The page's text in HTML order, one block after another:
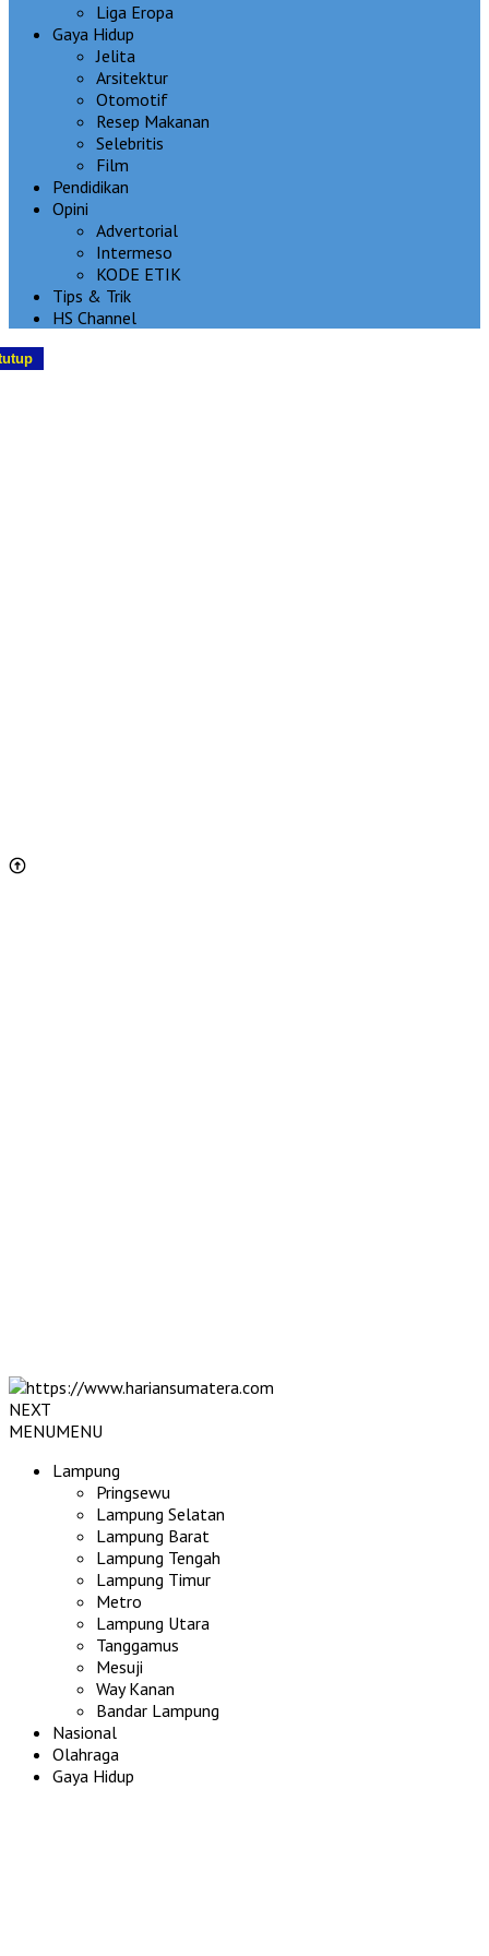
Liga Eropa
Gaya Hidup
Jelita
Arsitektur
Otomotif
Resep Makanan
Selebritis
Film
Pendidikan
Opini
Advertorial
Intermeso
KODE ETIK
Tips & Trik
HS Channel
NEXT
MENUMENU
Lampung
Pringsewu
Lampung Selatan
Lampung Barat
Lampung Tengah
Lampung Timur
Metro
Lampung Utara
Tanggamus
Mesuji
Way Kanan
Bandar Lampung
Nasional
Olahraga
Gaya Hidup